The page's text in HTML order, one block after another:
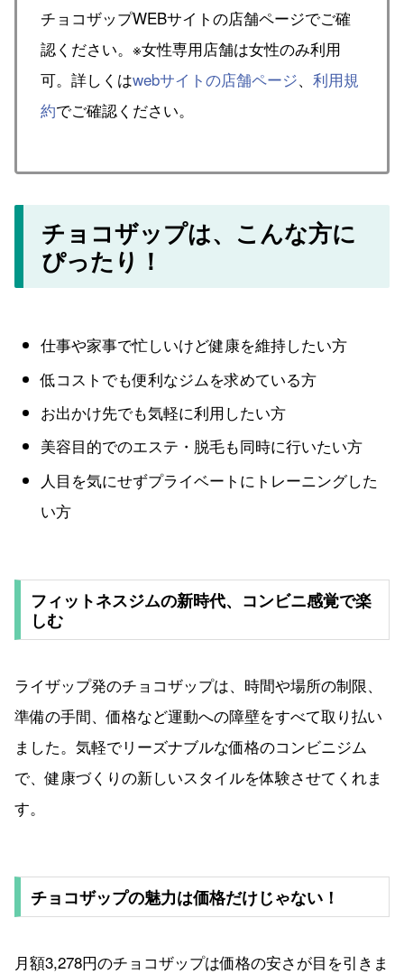
チョコザップWEBサイトの店舗ページでご確
認ください。※女性専用店舗は女性のみ利用
可。詳しくはwebサイトの店舗ページ、 利用規
約でご確認ください。
チョコザップは、こんな方に
ぴったり！
仕事や家事で忙しいけど健康を維持したい方
低コストでも便利なジムを求めている方
お出かけ先でも気軽に利用したい方
美容目的でのエステ・脱毛も同時に行いたい方
人目を気にせずプライベートにトレーニングした
い方
フィットネスジムの新時代、コンビニ感覚で楽
しむ
ライザップ発のチョコザップは、時間や場所の制限、
準備の手間、価格など運動への障壁をすべて取り払い
ました。気軽でリーズナブルな価格のコンビニジム
で、健康づくりの新しいスタイルを体験させてくれま
す。
チョコザップの魅力は価格だけじゃない！
月額3,278円のチョコザップは価格の安さが目を引きま